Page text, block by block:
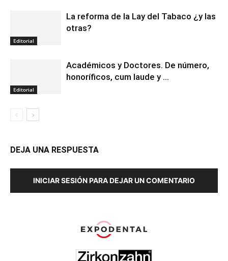
Editorial
La reforma de la Lay del Tabaco ¿y las
otras?
Editorial
Académicos y Doctores. De número,
honoríficos, cum laude y …
DEJA UNA RESPUESTA
INICIAR SESIÓN PARA DEJAR UN COMENTARIO